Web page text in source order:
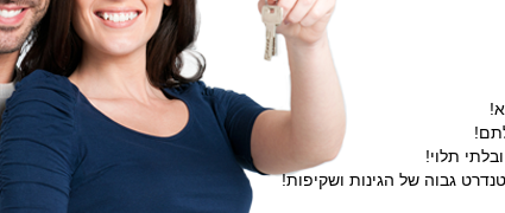
תלוי!
גבוה של הגינות ושקיפות!